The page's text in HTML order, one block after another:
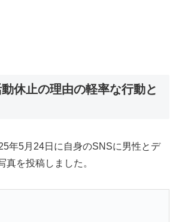
休止の理由の軽率な行動と
年5月24日に自身のSNSに男性とデ
真を投稿しました。